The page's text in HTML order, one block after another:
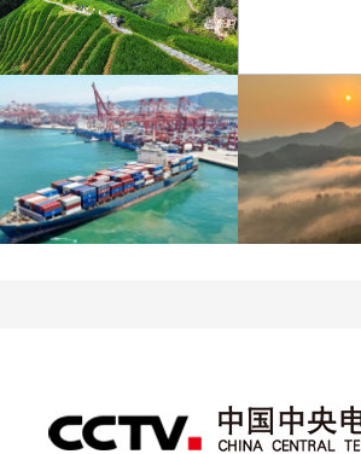
游 樂享美好時光
江蘇泗洪
鷺嬉戲